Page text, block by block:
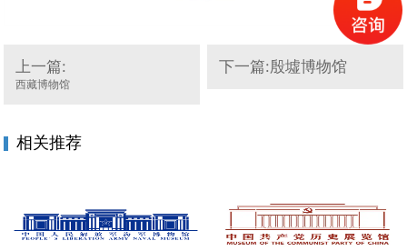
上一篇:
西藏博物馆
下一篇:殷墟博物馆
相关推荐